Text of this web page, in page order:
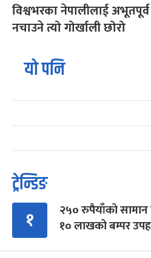
विश्वभरका नेपालीलाई
नचाउने त्यो गोर्खाली छोरो
यो पनि
ट्रेन्डिङ
१
२५० रुपैयाँको
१० लाखको बम्पर